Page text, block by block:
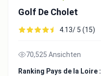
Golf De Cholet
4.13/ 5 (15)
70,525 Ansichten
Ranking Pays de la Loire :